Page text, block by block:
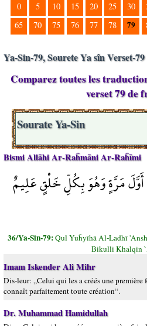
0 5 10 15 20 25 30
65
70 75 76 77 78 79
Ya-Sin-79, Sourete Ya sîn Verset-79
Comparez toutes les
verset 79 de
Sourate Ya-Sin
Bismi Allāhi Ar-Raĥmāni Ar-Raĥīmi
مَرَّةٍ وَهُوَ بِكُلِّ خَلْقٍ عَلِيمٌ
36/Ya-Sin-79:Qul Yuĥyīhā Al-Ladhī
Bikulli Khalqin
Imam Iskender Ali Mihr
Dis-leur: „Celui qui les a créés une
connaît parfaitement toute création“.
Dr. Muhammad Hamidullah